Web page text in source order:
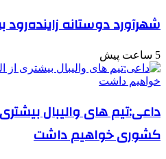
شهرآورد دوستانه
5 ساعت پیش
داعی:تیم های والیبال بیشتری
کشوری خواهیم داشت